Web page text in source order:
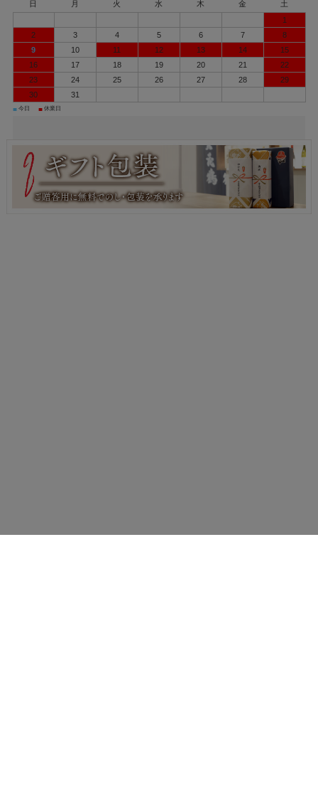
日 月 火 水 木 金
土
1
2
3 4 5 6 7
8
9
10 11 12 13 14
15
16
17 18 19 20 21
22
23
24 25 26 27 28
29
30
31
■ 今日 ■ 休業日